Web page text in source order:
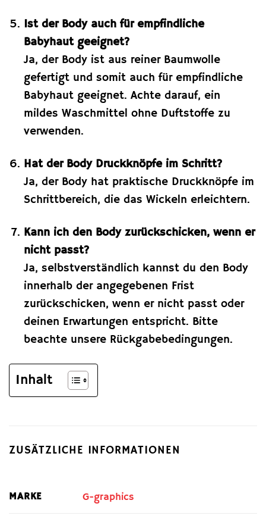
Ist der Body auch für empfindliche
Babyhaut geeignet?
Ja, der Body ist aus reiner Baumwolle
gefertigt und somit auch für empfindliche
Babyhaut geeignet. Achte darauf, ein
mildes Waschmittel ohne Duftstoffe zu
verwenden.
Hat der Body Druckknöpfe im Schritt?
Ja, der Body hat praktische Druckknöpfe im
Schrittbereich, die das Wickeln erleichtern.
Kann ich den Body zurückschicken, wenn er
nicht passt?
Ja, selbstverständlich kannst du den Body
innerhalb der angegebenen Frist
zurückschicken, wenn er nicht passt oder
deinen Erwartungen entspricht. Bitte
beachte unsere Rückgabebedingungen.
Inhalt
ZUSÄTZLICHE INFORMATIONEN
MARKE G-graphics